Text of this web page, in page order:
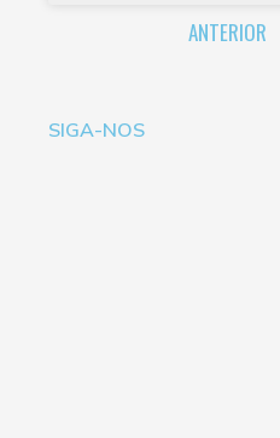
ANTERIOR
SIGA-NOS